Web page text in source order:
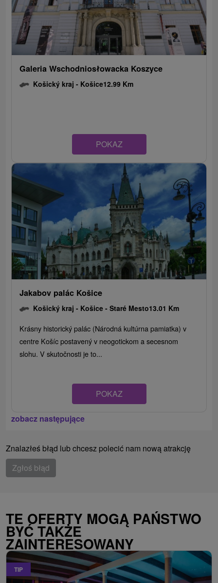
Galeria Wschodniosłowacka Koszyce
Košický kraj - Košice12.99 Km
POKAZ
Jakabov palác Košice
Košický kraj - Košice - Staré Mesto13.01 Km
Krásny historický palác (Národná kultúrna pamiatka) v
centre Košíc postavený v neogotickom a secesnom
slohu. V skutočnosti je to...
POKAZ
zobacz następujące
Znalazłeś błąd lub chcesz polecić nam nową atrakcję
Zgłoś błąd
TE OFERTY MOGĄ PAŃSTWO
BYĆ TAKŻE
ZAINTERESOWANY
TIP